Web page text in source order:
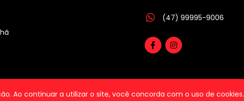
Ao continuar a utilizar o site, você concorda com o uso de cookies.
(47) 99995-9006